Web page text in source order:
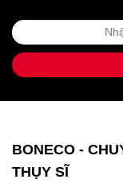
BONECO -
THỤY SĨ